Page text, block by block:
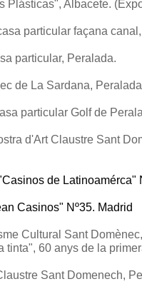
Plásticas", Albacete.
particular façana
Peralada.
de La Sardana,
particular Golf de
d'Art Claustre Sant
de Latinoamérca"
Nº35. Madrid
Cultural Sant
60 anys de la
Sant Domenech,